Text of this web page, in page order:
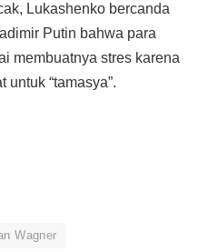
Lukashenko bercanda
Putin bahwa para
membuatnya stres karena
untuk “tamasya”.
Wagner